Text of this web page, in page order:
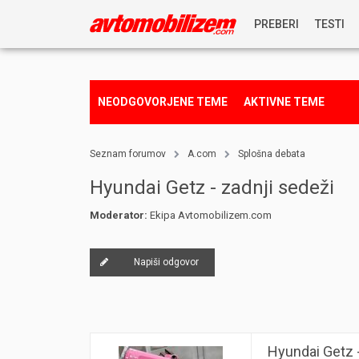
PREBERI
NAGRADNA IGRA
TESTI
NEODGOVORJENE TEME AKTIVNE TEME
Seznam forumov A.com Splošna debata
Hyundai Getz - zadnji sedeži
Moderator: Ekipa Avtomobilizem.com
Napiši odgovor
Hyundai Getz